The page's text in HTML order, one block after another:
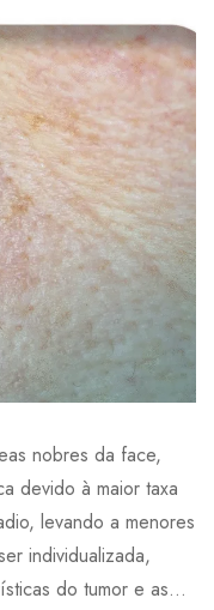
nobres da face,
devido à maior taxa
levando a menores
individualizada,
do tumor e as...